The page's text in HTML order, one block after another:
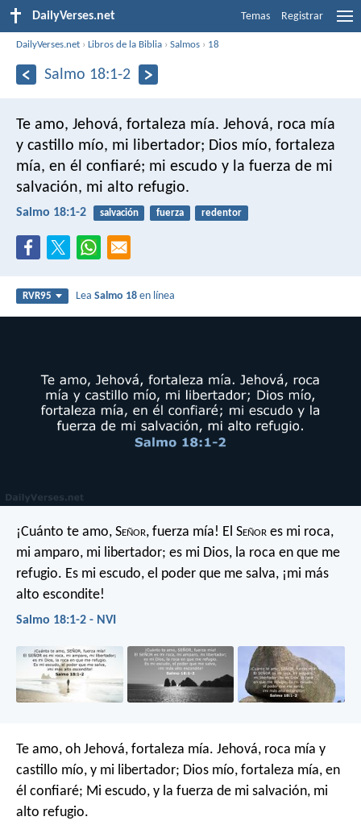
DailyVerses.net Temas Registrar
DailyVerses.net ›Libros de la Biblia ›Salmos › 18
Salmo 18:1-2
Te amo, Jehová, fortaleza mía. Jehová, roca mía
y castillo mío, mi libertador; Dios mío, fortaleza
mía, en él confiaré; mi escudo y la fuerza de mi
salvación, mi alto refugio.
Salmo 18:1-2 salvación fuerza redentor
RVR95 LeaSalmo 18 en línea
¡Cuánto te amo, Señor, fuerza mía! El Señor es mi roca,
mi amparo, mi libertador; es mi Dios, la roca en que me
refugio. Es mi escudo, el poder que me salva, ¡mi más
alto escondite!
Salmo 18:1-2 - NVI
Te amo, oh Jehová, fortaleza mía. Jehová, roca mía y
castillo mío, y mi libertador; Dios mío, fortaleza mía, en
él confiaré; Mi escudo, y la fuerza de mi salvación, mi
alto refugio.